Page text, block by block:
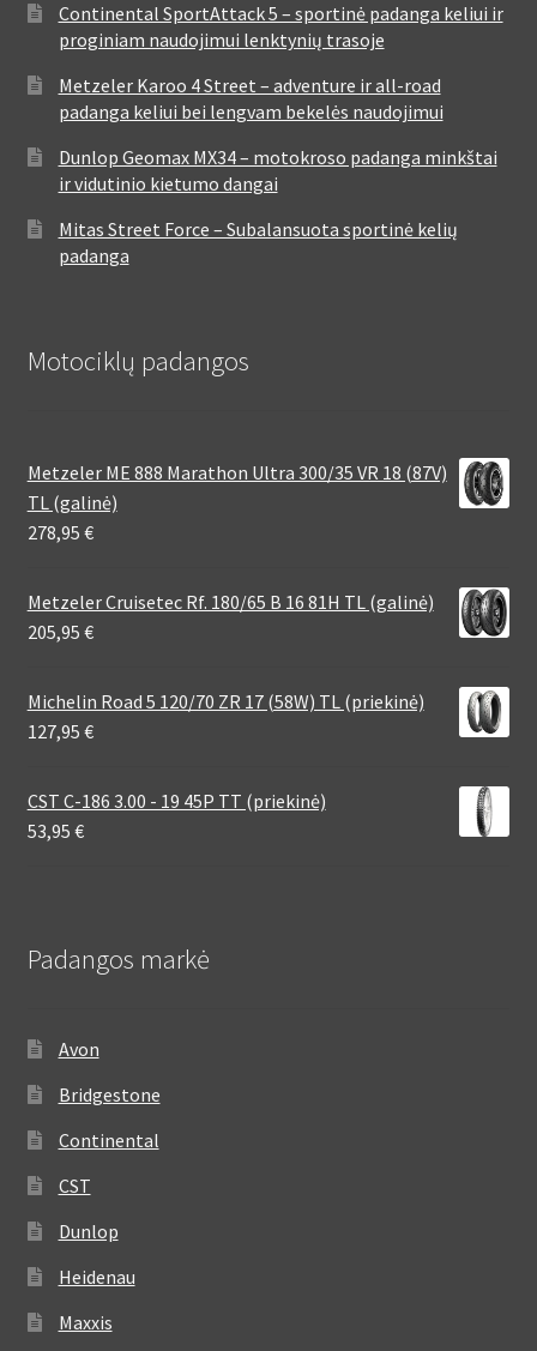
Continental SportAttack 5 – sportinė padanga keliui ir
proginiam naudojimui lenktynių trasoje
Metzeler Karoo 4 Street – adventure ir all-road
padanga keliui bei lengvam bekelės naudojimui
Dunlop Geomax MX34 – motokroso padanga minkštai
ir vidutinio kietumo dangai
Mitas Street Force – Subalansuota sportinė kelių
padanga
Motociklų padangos
Metzeler ME 888 Marathon Ultra 300/35 VR 18 (87V)
TL (galinė)
278,95 €
Metzeler Cruisetec Rf. 180/65 B 16 81H TL (galinė)
205,95 €
Michelin Road 5 120/70 ZR 17 (58W) TL (priekinė)
127,95 €
CST C-186 3.00 - 19 45P TT (priekinė)
53,95 €
Padangos markė
Avon
Bridgestone
Continental
CST
Dunlop
Heidenau
Maxxis